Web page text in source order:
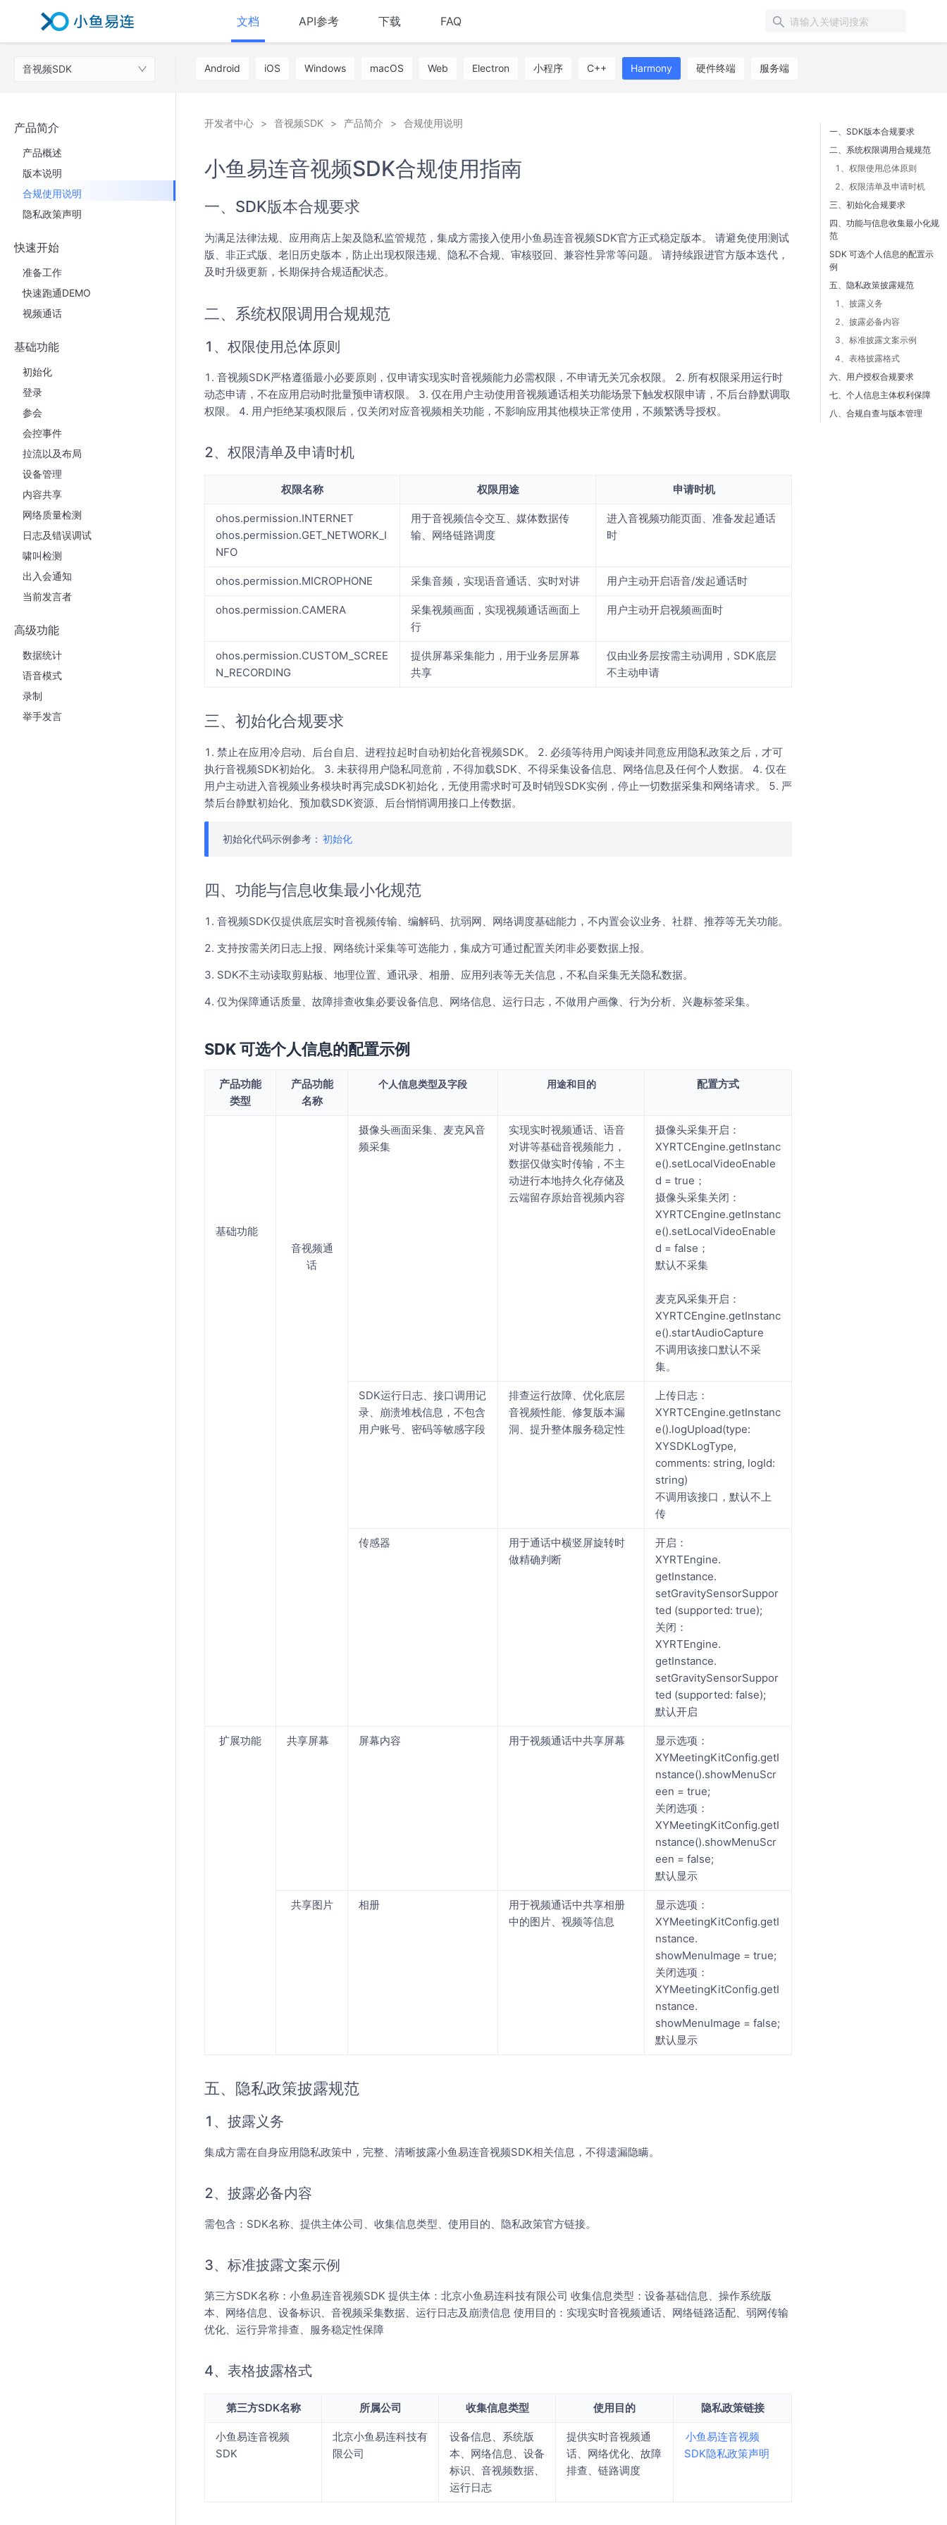
文档 API参考 下载 FAQ
音视频SDK Android iOS Windows macOS Web Electron 小程序 C++ Harmony 硬件终端 服务端
产品简介
产品概述
版本说明
合规使用说明
隐私政策声明
快速开始
准备工作
快速跑通DEMO
视频通话
基础功能
初始化
登录
参会
会控事件
拉流以及布局
设备管理
内容共享
网络质量检测
日志及错误调试
啸叫检测
出入会通知
当前发言者
高级功能
数据统计
语音模式
录制
举手发言
一、SDK版本合规要求
二、系统权限调用合规规范
1、权限使用总体原则
2、权限清单及申请时机
三、初始化合规要求
四、功能与信息收集最小化规
范
SDK 可选个人信息的配置示
例
五、隐私政策披露规范
1、披露义务
2、披露必备内容
3、标准披露文案示例
4、表格披露格式
六、用户授权合规要求
七、个人信息主体权利保障
八、合规自查与版本管理
开发者中心 音视频SDK 产品简介 合规使用说明
小鱼易连音视频SDK合规使用指南
一、SDK版本合规要求
为满足法律法规、应用商店上架及隐私监管规范，集成方需接入使用小鱼易连音视频SDK官方正式稳定版本。 请避免使用测试
版、非正式版、老旧历史版本，防止出现权限违规、隐私不合规、审核驳回、兼容性异常等问题。 请持续跟进官方版本迭代，
及时升级更新，长期保持合规适配状态。
二、系统权限调用合规规范
1、权限使用总体原则
1. 音视频SDK严格遵循最小必要原则，仅申请实现实时音视频能力必需权限，不申请无关冗余权限。 2. 所有权限采用运行时
动态申请，不在应用启动时批量预申请权限。 3. 仅在用户主动使用音视频通话相关功能场景下触发权限申请，不后台静默调取
权限。 4. 用户拒绝某项权限后，仅关闭对应音视频相关功能，不影响应用其他模块正常使用，不频繁诱导授权。
2、权限清单及申请时机
权限名称 权限用途 申请时机
ohos.permission.INTERNET
ohos.permission.GET_NETWORK_I
NFO
用于音视频信令交互、媒体数据传
输、网络链路调度
进入音视频功能页面、准备发起通话
时
ohos.permission.MICROPHONE 采集音频，实现语音通话、实时对讲 用户主动开启语音/发起通话时
ohos.permission.CAMERA
采集视频画面，实现视频通话画面上
行
用户主动开启视频画面时
ohos.permission.CUSTOM_SCREE
N_RECORDING
提供屏幕采集能力，用于业务层屏幕
共享
仅由业务层按需主动调用，SDK底层
不主动申请
三、初始化合规要求
1. 禁止在应用冷启动、后台自启、进程拉起时自动初始化音视频SDK。 2. 必须等待用户阅读并同意应用隐私政策之后，才可
执行音视频SDK初始化。 3. 未获得用户隐私同意前，不得加载SDK、不得采集设备信息、网络信息及任何个人数据。 4. 仅在
用户主动进入音视频业务模块时再完成SDK初始化，无使用需求时可及时销毁SDK实例，停止一切数据采集和网络请求。 5. 严
禁后台静默初始化、预加载SDK资源、后台悄悄调用接口上传数据。
初始化代码示例参考： 初始化
四、功能与信息收集最小化规范
1. 音视频SDK仅提供底层实时音视频传输、编解码、抗弱网、网络调度基础能力，不内置会议业务、社群、推荐等无关功能。
2. 支持按需关闭日志上报、网络统计采集等可选能力，集成方可通过配置关闭非必要数据上报。
3. SDK不主动读取剪贴板、地理位置、通讯录、相册、应用列表等无关信息，不私自采集无关隐私数据。
4. 仅为保障通话质量、故障排查收集必要设备信息、网络信息、运行日志，不做用户画像、行为分析、兴趣标签采集。
SDK 可选个人信息的配置示例
产品功能
类型
产品功能
名称
个人信息类型及字段 用途和目的 配置方式
基础功能
音视频通
话
摄像头画面采集、麦克风音
频采集
实现实时视频通话、语音
对讲等基础音视频能力，
数据仅做实时传输，不主
动进行本地持久化存储及
云端留存原始音视频内容
摄像头采集开启：
XYRTCEngine.getInstanc
e().setLocalVideoEnable
d = true；
摄像头采集关闭：
XYRTCEngine.getInstanc
e().setLocalVideoEnable
d = false；
默认不采集
麦克风采集开启：
XYRTCEngine.getInstanc
e().startAudioCapture
不调用该接口默认不采
集。
SDK运行日志、接口调用记
录、崩溃堆栈信息，不包含
用户账号、密码等敏感字段
排查运行故障、优化底层
音视频性能、修复版本漏
洞、提升整体服务稳定性
上传日志：
XYRTCEngine.getInstanc
e().logUpload(type:
XYSDKLogType,
comments: string, logId:
string)
不调用该接口，默认不上
传
传感器
用于通话中横竖屏旋转时
做精确判断
开启：
XYRTEngine.
getInstance.
setGravitySensorSuppor
ted (supported: true);
关闭：
XYRTEngine.
getInstance.
setGravitySensorSuppor
ted (supported: false);
默认开启
扩展功能 共享屏幕 屏幕内容 用于视频通话中共享屏幕
显示选项：
XYMeetingKitConfig.getI
nstance().showMenuScr
een = true;
关闭选项：
XYMeetingKitConfig.getI
nstance().showMenuScr
een = false;
默认显示
共享图片 相册
用于视频通话中共享相册
中的图片、视频等信息
显示选项：
XYMeetingKitConfig.getI
nstance.
showMenuImage = true;
关闭选项：
XYMeetingKitConfig.getI
nstance.
showMenuImage = false;
默认显示
五、隐私政策披露规范
1、披露义务
集成方需在自身应用隐私政策中，完整、清晰披露小鱼易连音视频SDK相关信息，不得遗漏隐瞒。
2、披露必备内容
需包含：SDK名称、提供主体公司、收集信息类型、使用目的、隐私政策官方链接。
3、标准披露文案示例
第三方SDK名称：小鱼易连音视频SDK 提供主体：北京小鱼易连科技有限公司 收集信息类型：设备基础信息、操作系统版
本、网络信息、设备标识、音视频采集数据、运行日志及崩溃信息 使用目的：实现实时音视频通话、网络链路适配、弱网传输
优化、运行异常排查、服务稳定性保障
4、表格披露格式
第三方SDK名称 所属公司 收集信息类型 使用目的 隐私政策链接
小鱼易连音视频
SDK
北京小鱼易连科技有
限公司
设备信息、系统版
本、网络信息、设备
标识、音视频数据、
运行日志
提供实时音视频通
话、网络优化、故障
排查、链路调度
小鱼易连音视频
SDK隐私政策声明